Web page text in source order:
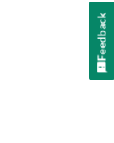
Feedback